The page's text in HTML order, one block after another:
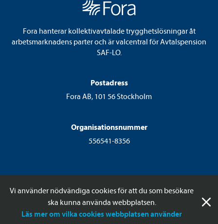
Vi använder nödvändiga cookies för att du som besökare
ska kunna använda webbplatsen.
Läs mer om vilka cookies webbplatsen använder
Fora hanterar kollektivavtalade trygghetslösningar åt
arbetsmarknadens parter och är valcentral för Avtalspension
SAF-LO.
Postadress
Fora AB, 101 56 Stockholm
Organisationsnummer
556541-8356
© 2026 Fora AB